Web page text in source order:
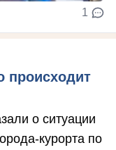
1
происходит
о ситуации
курорта по